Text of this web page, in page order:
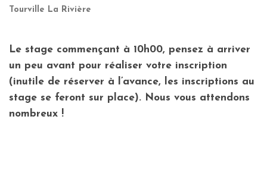
Tourville La Rivière
Le stage commençant à 10h00, pensez à arriver
un peu avant pour réaliser votre inscription
(inutile de réserver à l’avance, les inscriptions au
stage se feront sur place). Nous vous attendons
nombreux !